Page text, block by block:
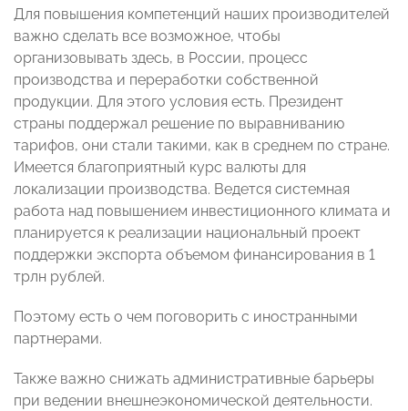
Для повышения компетенций наших производителей
важно сделать все возможное, чтобы
организовывать здесь, в России, процесс
производства и переработки собственной
продукции. Для этого условия есть. Президент
страны поддержал решение по выравниванию
тарифов, они стали такими, как в среднем по стране.
Имеется благоприятный курс валюты для
локализации производства. Ведется системная
работа над повышением инвестиционного климата и
планируется к реализации национальный проект
поддержки экспорта объемом финансирования в 1
трлн рублей.
Поэтому есть о чем поговорить с иностранными
партнерами.
Также важно снижать административные барьеры
при ведении внешнеэкономической деятельности.